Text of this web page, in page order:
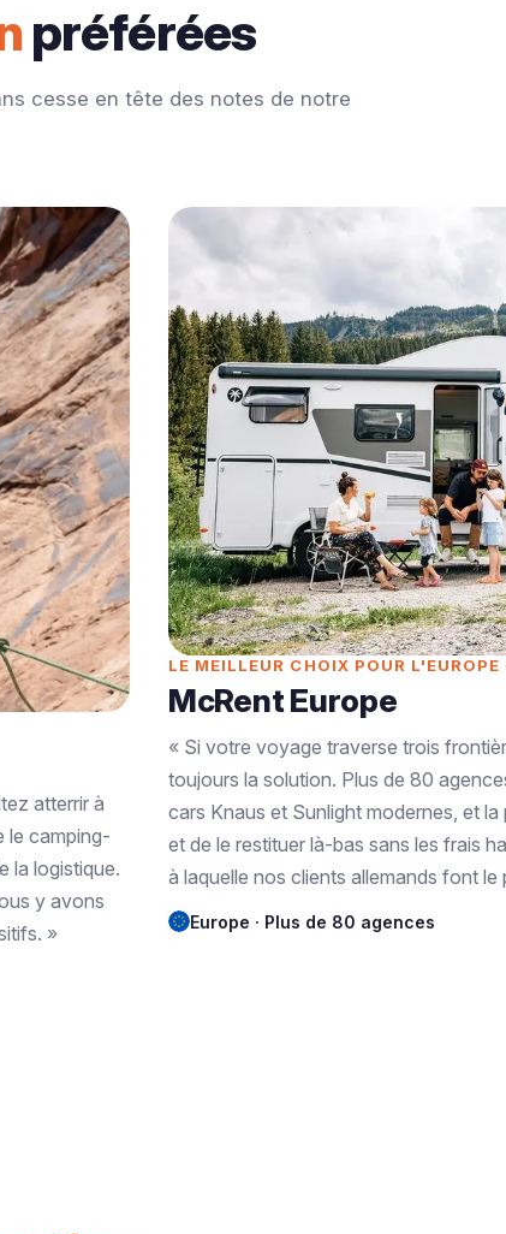
préférées
cesse en tête des notes de notre
atterrir à
le camping-
la logistique.
y avons
»
LE MEILLEUR CHOIX POUR L'EUROPE
McRent Europe
« Si votre voyage traverse trois
toujours la solution. Plus de 80
cars Knaus et Sunlight modernes, et
et de le restituer là-bas sans les frais
à laquelle nos clients allemands font
Europe · Plus de 80 agences